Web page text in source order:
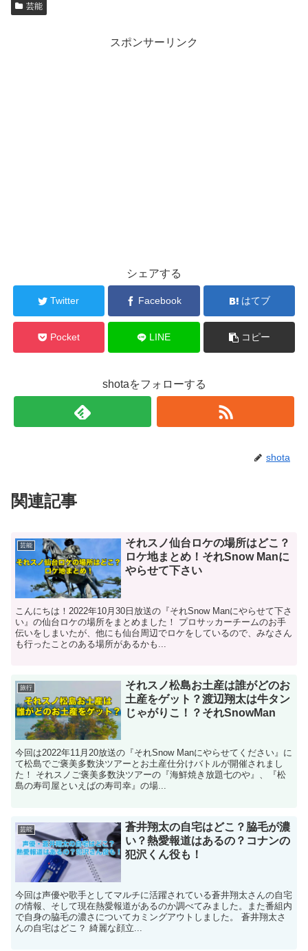
芸能
スポンサーリンク
シェアする
Twitter Facebook はてブ
Pocket LINE コピー
shotaをフォローする
shota
関連記事
芸能
それスノ仙台ロケの場所はどこ？
ロケ地まとめ！それSnow Manに
やらせて下さい
こんにちは！2022年10月30日放送の『それSnow Manにやらせて下さ
い』の仙台ロケの場所をまとめました！ プロサッカーチームのお手
伝いをしまいたが、他にも仙台周辺でロケをしているので、みなさん
も行ったことのある場所があるかも...
旅行
それスノ松島お土産は誰がどのお
土産をゲット？渡辺翔太は牛タン
じゃがりこ！？それSnowMan
今回は2022年11月20放送の『それSnow Manにやらせてください』に
て松島でご褒美多数決ツアーとお土産仕分けバトルが開催されまし
た！ それスノご褒美多数決ツアーの『海鮮焼き放題七のや』、『松
島の寿司屋といえばの寿司幸』の場...
芸能
蒼井翔太の自宅はどこ？脇毛が濃
い？熱愛報道はあるの？コナンの
犯沢くん役も！
今回は声優や歌手としてマルチに活躍されている蒼井翔太さんの自宅
の情報、そして現在熱愛報道があるのか調べてみました。また番組内
で自身の脇毛の濃さについてカミングアウトしました。 蒼井翔太さ
んの自宅はどこ？ 綺麗な顔立...